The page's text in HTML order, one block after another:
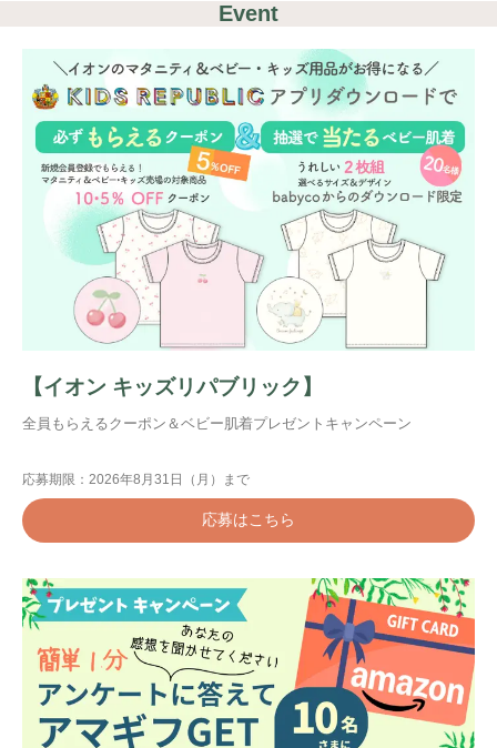
Event
【イオン キッズリパブリック】
全員もらえるクーポン＆ベビー肌着プレゼントキャンペーン
応募期限：2026年8月31日（月）まで
応募はこちら